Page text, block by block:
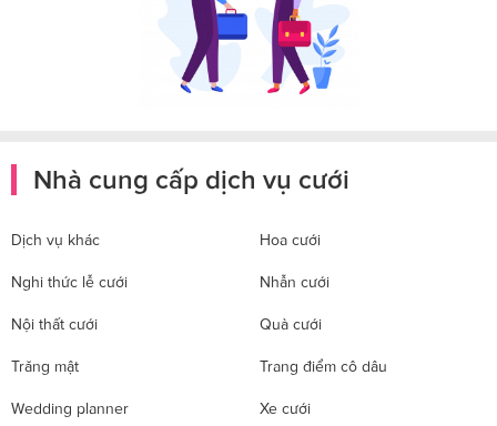
Nhà cung cấp dịch vụ cưới
Dịch vụ khác Hoa cưới
Nghi thức lễ cưới Nhẫn cưới
Nội thất cưới Quà cưới
Trăng mật Trang điểm cô dâu
Wedding planner Xe cưới